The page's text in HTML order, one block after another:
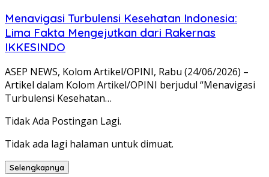
Menavigasi Turbulensi Kesehatan Indonesia:
Lima Fakta Mengejutkan dari Rakernas
IKKESINDO
ASEP NEWS, Kolom Artikel/OPINI, Rabu (24/06/2026) –
Artikel dalam Kolom Artikel/OPINI berjudul “Menavigasi
Turbulensi Kesehatan…
Tidak Ada Postingan Lagi.
Tidak ada lagi halaman untuk dimuat.
Selengkapnya